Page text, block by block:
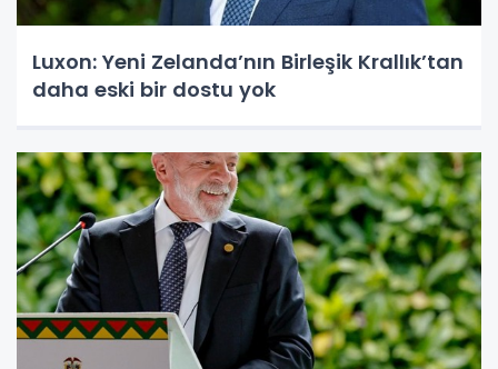
Luxon: Yeni Zelanda’nın Birleşik Krallık’tan
daha eski bir dostu yok